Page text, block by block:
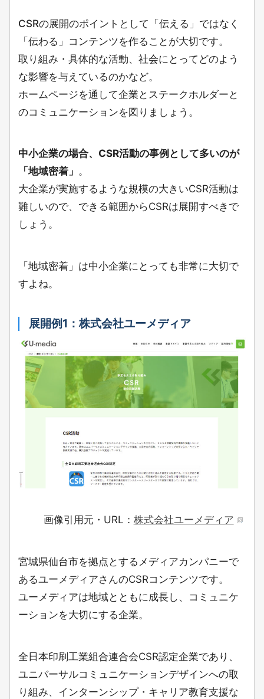
CSRの展開のポイントとして「伝える」ではなく
「伝わる」コンテンツを作ることが大切です。
取り組み・具体的な活動、社会にとってどのよう
な影響を与えているのかなど。
ホームページを通して企業とステークホルダーと
のコミュニケーションを図りましょう。
中小企業の場合、CSR活動の事例として多いのが
「地域密着」 。
大企業が実施するような規模の大きいCSR活動は
難しいので、できる範囲からCSRは展開すべきで
しょう。
「地域密着」は中小企業にとっても非常に大切で
すよね。
展開例1：株式会社ユーメディア
画像引用元・URL： 株式会社ユーメディア
宮城県仙台市を拠点とするメディアカンパニーで
あるユーメディアさんのCSRコンテンツです。
ユーメディアは地域とともに成長し、コミュニケ
ーションを大切にする企業。
全日本印刷工業組合連合会CSR認定企業であり、
ユニバーサルコミュニケーションデザインへの取
り組み、インターンシップ・キャリア教育支援な